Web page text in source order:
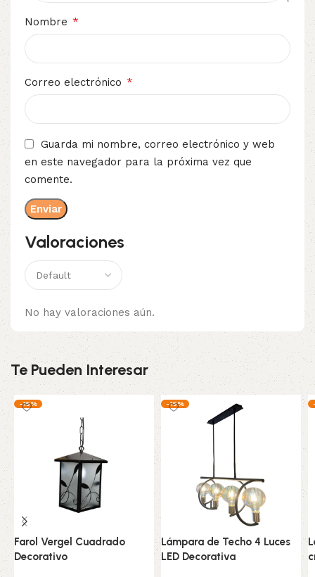
Valoraciones
No hay valoraciones aún.
Nombre *
Correo electrónico *
Guarda mi nombre, correo electrónico y web
en este navegador para la próxima vez que
comente.
Te Pueden Interesar
-15%
Farol Vergel Cuadrado
Decorativo
-15%
Lámpara de Techo 4 Luces
LED Decorativa